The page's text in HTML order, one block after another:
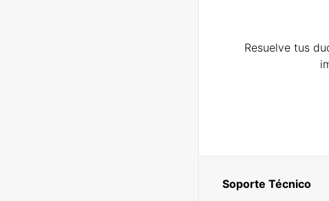
Resuelve tus
Soporte Técnico